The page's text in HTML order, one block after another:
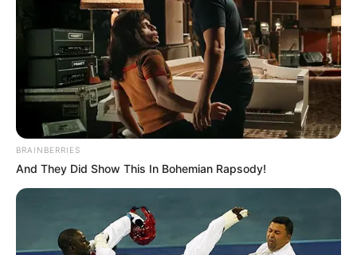
ΡΟΗ ΤΩΝ ΑΡΘΡΩΝ
ΜΠΕΕΕΕΕ!!!! ΜΗΠΩΣ ΠΑΡΑΜΕΝΟΥΜΕ
ΗΛΙΘΙΟΙ;;;
ΜΠΕΕΕΕΕ!!!! ΜΗΠΩΣ ΠΑΡΑΜΕΝΟΥΜΕ ΗΛΙΘΙΟΙ;;; ΑΚΟΛΟΥΘΕΙ
ΕΝΑ ΚΕΙΜΕΝΟ ΠΟΥ ΜΑΣ ΗΡΘΕ ΜΕΣΩ ΜΕΙΛ ΚΑΙ ΜΠΟΡΩ ΝΑ ΠΩ
ΟΤΙ Η ΓΡΑΦΩΝ ΕΧΕΙ ΠΙΑΣΕΙ ΚΕΝΤΡΟ ΣΤΟΝ ΣΤΟΧΟ. ΚΑΙ...
BRAINBERRIES
And They Did Show This In Bohemian Rapsody!